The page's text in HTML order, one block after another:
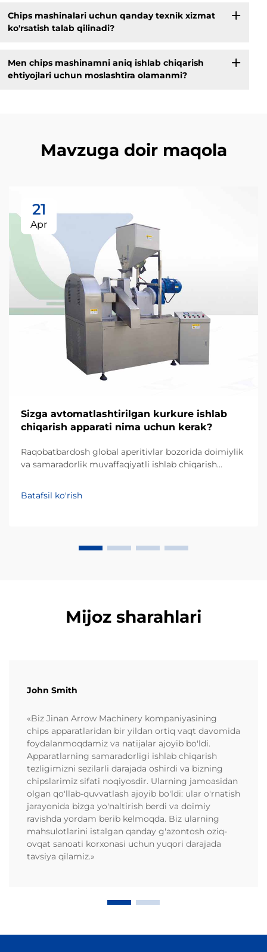
Chips mashinalari uchun qanday texnik xizmat
ko'rsatish talab qilinadi?
Men chips mashinamni aniq ishlab chiqarish
ehtiyojlari uchun moslashtira olamanmi?
Mavzuga doir maqola
21
Apr
Sizga avtomatlashtirilgan kurkure ishlab
chiqarish apparati nima uchun kerak?
Raqobatbardosh global aperitivlar bozorida doimiylik
va samaradorlik muvaffaqiyatli ishlab chiqarish
xos noaniq shakli va qattiq matosi bilan mashhur
ekstruziya qilingan kukunli aperitiv turidir, uning
Batafsil ko'rish
Mijoz sharahlari
John Smith
«Biz Jinan Arrow Machinery kompaniyasining
chips apparatlaridan bir yildan ortiq vaqt davomida
foydalanmoqdamiz va natijalar ajoyib bo'ldi.
Apparatlarning samaradorligi ishlab chiqarish
tezligimizni sezilarli darajada oshirdi va bizning
chipslarimiz sifati noqiyosdir. Ularning jamoasidan
olgan qo'llab-quvvatlash ajoyib bo'ldi: ular o'rnatish
jarayonida bizga yo'naltirish berdi va doimiy
ravishda yordam berib kelmoqda. Biz ularning
mahsulotlarini istalgan qanday g'azontosh oziq-
ovqat sanoati korxonasi uchun yuqori darajada
tavsiya qilamiz.»